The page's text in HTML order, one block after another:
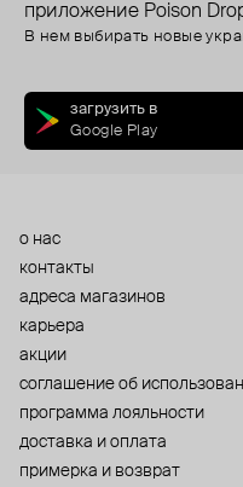
приложение Poison
В нем выбирать новые
загрузить в
Google Play
о нас
контакты
адреса магазинов
карьера
акции
cоглашение об
программа лояльности
доставка и оплата
примерка и возврат